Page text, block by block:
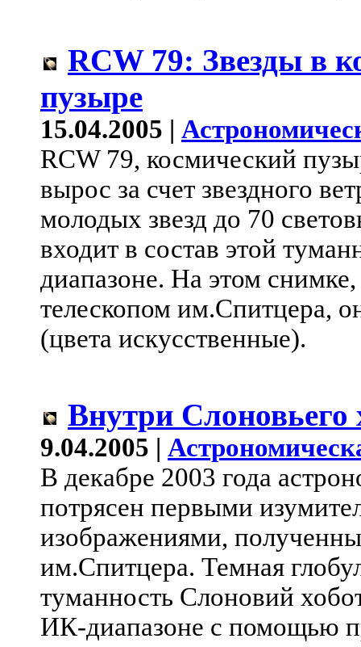
RCW 79: Звезды в
пузыре
15.04.2005 |
RCW 79, космический
вырос за счет звездного
молодых звезд до 70
входит в состав этой
диапазоне. На этом
телескопом им.Спитцера,
(цвета искусственные).
Внутри Слоновьего
9.04.2005 |
В декабре 2003 года
потрясен первыми
изображениями,
им.Спитцера. Темная
туманность Слоновий
ИК-диапазоне с помощью